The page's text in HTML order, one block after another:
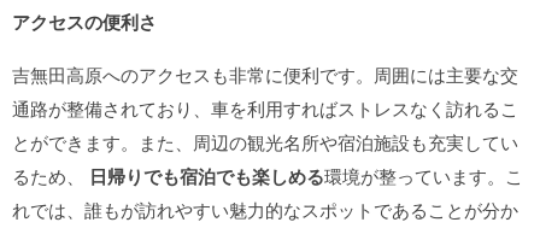
アクセスの便利さ
吉無田高原へのアクセスも非常に便利です。周囲には主要な交
通路が整備されており、車を利用すればストレスなく訪れるこ
とができます。また、周辺の観光名所や宿泊施設も充実してい
るため、 日帰りでも宿泊でも楽しめる環境が整っています。こ
れでは、誰もが訪れやすい魅力的なスポットであることが分か